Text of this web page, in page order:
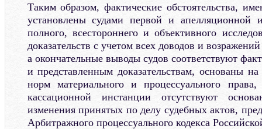
Таким образом, фактические обстоятельства,
установлены судами первой и апелляционной
полного, всестороннего и объективного
доказательств с учетом всех доводов и
а окончательные выводы судов соответствуют
и представленным доказательствам, основаны
норм материального и процессуального
кассационной инстанции отсутствуют
изменения принятых по делу судебных актов,
Арбитражного процессуального кодекса